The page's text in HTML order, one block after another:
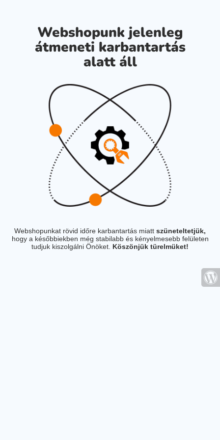
Webshopunk jelenleg
átmeneti karbantartás
alatt áll
Webshopunkat rövid időre karbantartás miatt szüneteltetjük,
hogy a későbbiekben még stabilabb és kényelmesebb felületen
tudjuk kiszolgálni Önöket. Köszönjük türelmüket!